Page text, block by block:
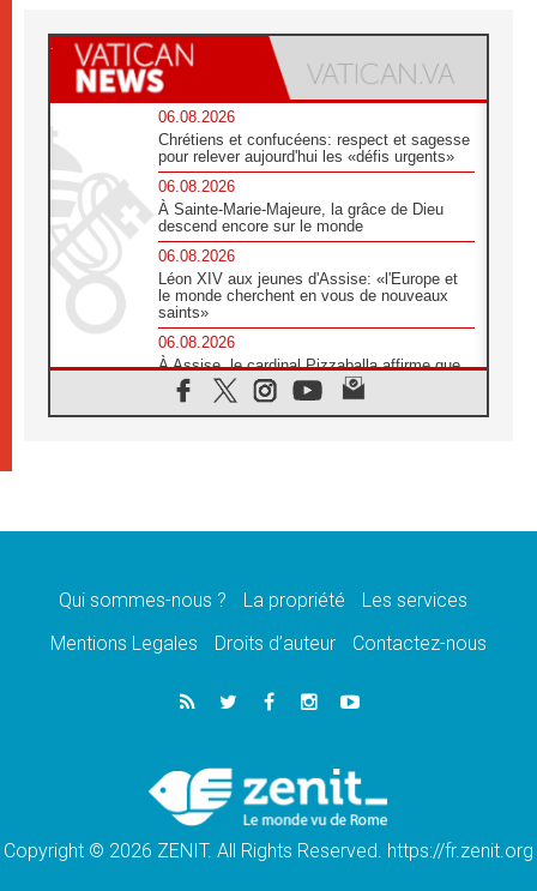
06.08.2026
Chrétiens et confucéens: respect et sagesse
pour relever aujourd'hui les «défis urgents»
06.08.2026
À Sainte-Marie-Majeure, la grâce de Dieu
descend encore sur le monde
06.08.2026
Léon XIV aux jeunes d'Assise: «l'Europe et
le monde cherchent en vous de nouveaux
saints»
06.08.2026
À Assise, le cardinal Pizzaballa affirme que
«les chrétiens veulent la paix»
06.08.2026
message de paix et de dignité humaine»
«La visite du Pape en Uruguay renforcera
l'espérance» affirme Mgr Tróccoli
05.08.2026
Le nonce en Ukraine: «Il est inquiétant
Léon XIV au Pérou, une lueur d'espoir pour
un peuple en quête de paix
Qui sommes-nous ? La propriété
Les services
Mentions Legales
Droits d’auteur Contactez-nous
Copyright © 2026 ZENIT. All Rights Reserved. https://fr.zenit.org